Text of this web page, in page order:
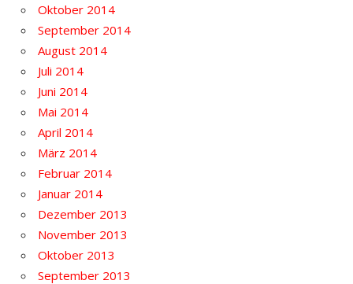
Oktober 2014
September 2014
August 2014
Juli 2014
Juni 2014
Mai 2014
April 2014
März 2014
Februar 2014
Januar 2014
Dezember 2013
November 2013
Oktober 2013
September 2013